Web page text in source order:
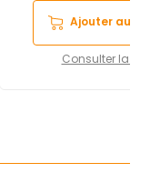
Ajouter au
Consulter la